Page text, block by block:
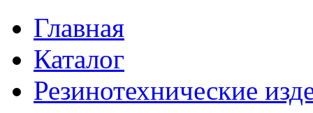
Главная
Каталог
Резинотехнические